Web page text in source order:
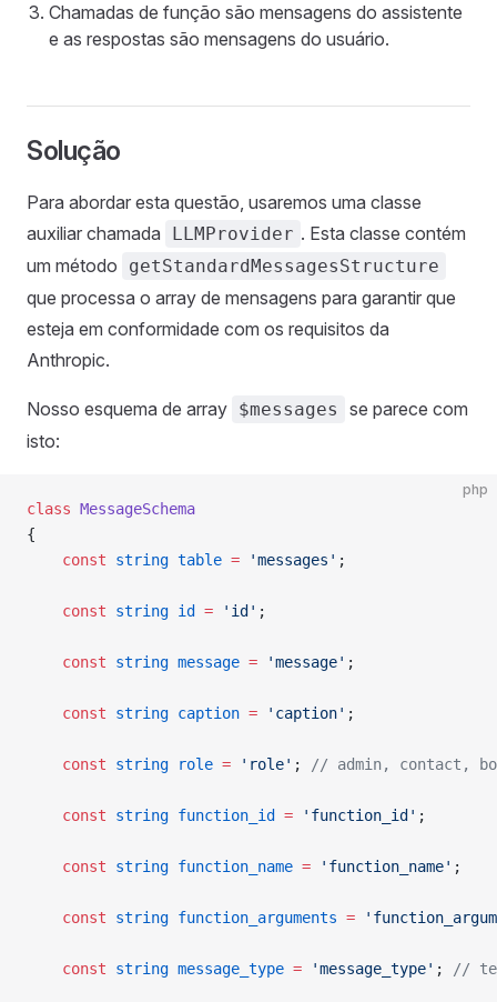
Chamadas de função são mensagens do assistente
e as respostas são mensagens do usuário.
Solução
Para abordar esta questão, usaremos uma classe
auxiliar chamada
LLMProvider . Esta classe contém
um método
getStandardMessagesStructure
que processa o array de mensagens para garantir que
esteja em conformidade com os requisitos da
Anthropic.
Nosso esquema de array $messages
se parece com
isto:
php
class MessageSchema
{
    const
string table = 'messages' ;
    const
string id = 'id' ;
    const
string message = 'message' ;
    const
string caption = 'caption' ;
    const
string role = 'role' ; // admin, contact,
    const
string function_id = 'function_id' ;
    const
string function_name = 'function_name' ;
    const
string function_arguments =
    const
string message_type = 'message_type' ; //